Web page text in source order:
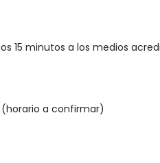
15 minutos a los medios
a confirmar)